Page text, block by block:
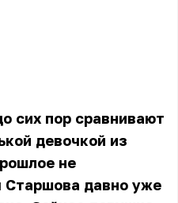
сих пор сравнивают
девочкой из
не
Старшова давно уже